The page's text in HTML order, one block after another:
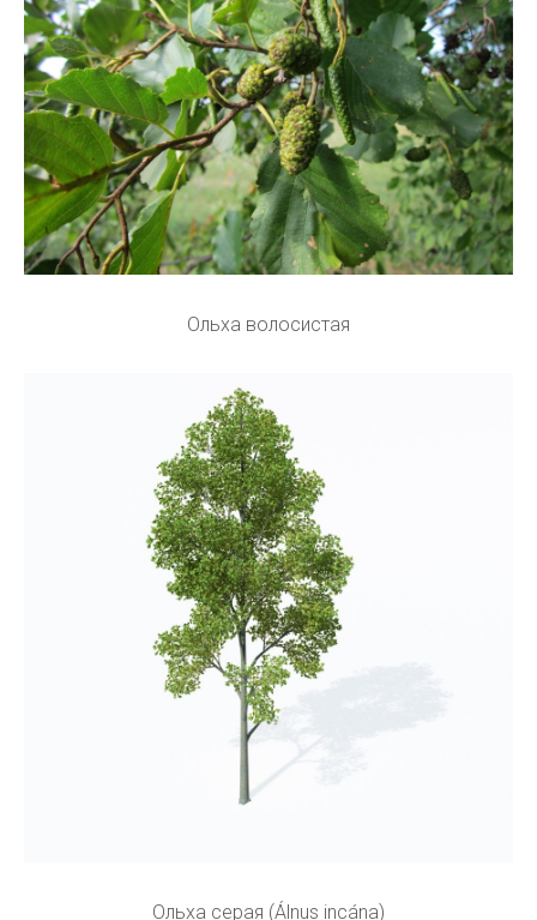
Ольха волосистая
Ольха серая (Álnus incána)